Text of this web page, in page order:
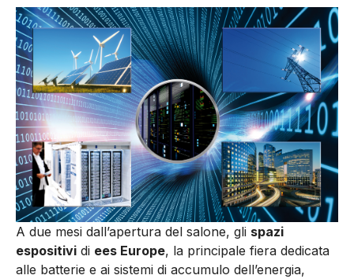
A due mesi dall’apertura del salone, gli spazi
espositivi di ees Europe, la principale fiera dedicata
alle batterie e ai sistemi di accumulo dell’energia,